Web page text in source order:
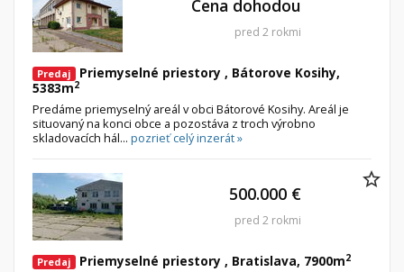
Byt
Garsónky
Dvojgarsónky
1-izbové
3-izbové
Vila
Chalupa
Pozemok
Predaj
Priemyselné priestory , Bátorove Kosihy,
5383m2
Predáme priemyselný areál v obci Bátorové Kosihy. Areál je
situovaný na konci obce a pozostáva z troch výrobno
skladovacích hál... pozrieť celý inzerát »
Cena dohodou
pred 2 rokmi
Predaj Priemyselné priestory , Bratislava, 7900m2
500.000 €
pred 2 rokmi